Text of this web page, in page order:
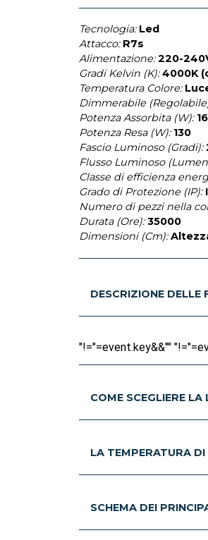
Tecnologia: Led
Attacco: R7s
Alimentazione: 220-
Gradi Kelvin (K): 4000K
Temperatura Colore:
Dimmerabile
Potenza Assorbita (W): 16
Potenza Resa (W): 130
Fascio Luminoso (Gradi):
Flusso Luminoso
Classe di efficienza
Grado di Protezione (IP):
Numero di pezzi nella
Durata (Ore): 35000
Dimensioni (Cm):
DESCRIZIONE DELLE
"!="=event.key&&""
COME SCEGLIERE
LA TEMPERATURA DI
SCHEMA DEI